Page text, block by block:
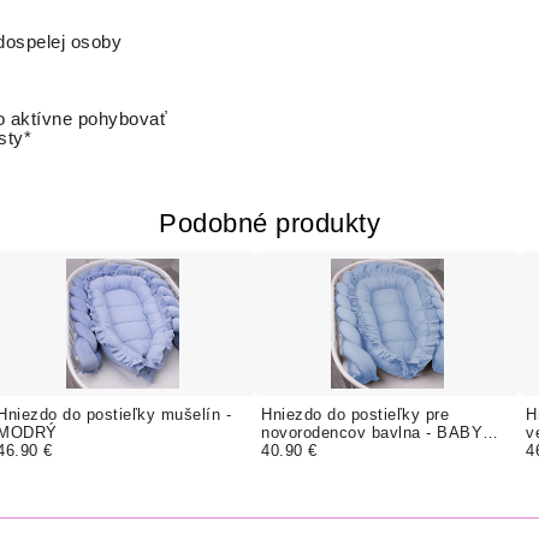
osoby
aktívne pohybovať
Podobné produkty
do postieľky mušelín -
€
Hniezdo do postieľky pre
novorodencov bavlna - BABY
BLUE
40.90 €